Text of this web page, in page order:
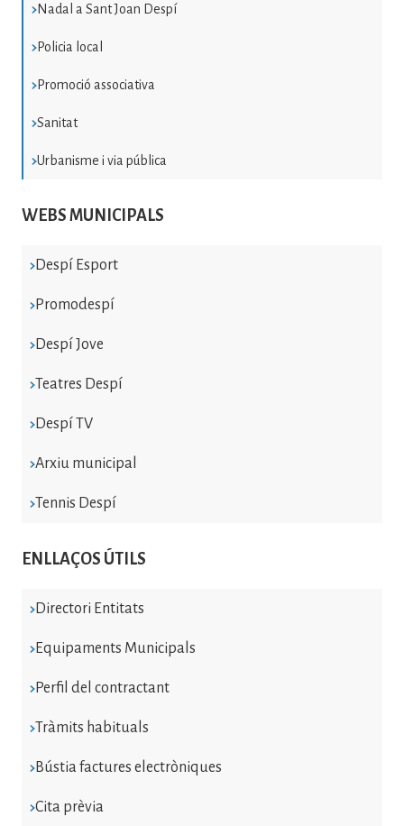
Nadal a Sant Joan Despí
Policia local
Promoció associativa
Sanitat
Urbanisme i via pública
WEBS MUNICIPALS
Despí Esport
Promodespí
Despí Jove
Teatres Despí
Despí TV
Arxiu municipal
Tennis Despí
ENLLAÇOS ÚTILS
Directori Entitats
Equipaments Municipals
Perfil del contractant
Tràmits habituals
Bústia factures electròniques
Cita prèvia